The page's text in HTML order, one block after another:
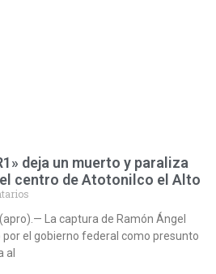
deja un muerto y paraliza
centro de Atotonilco el Alto
(apro).— La captura de Ramón Ángel
por el gobierno federal como presunto
al